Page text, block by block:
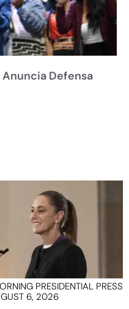
Defensa
PRESIDENTIAL PRESS
6, 2026